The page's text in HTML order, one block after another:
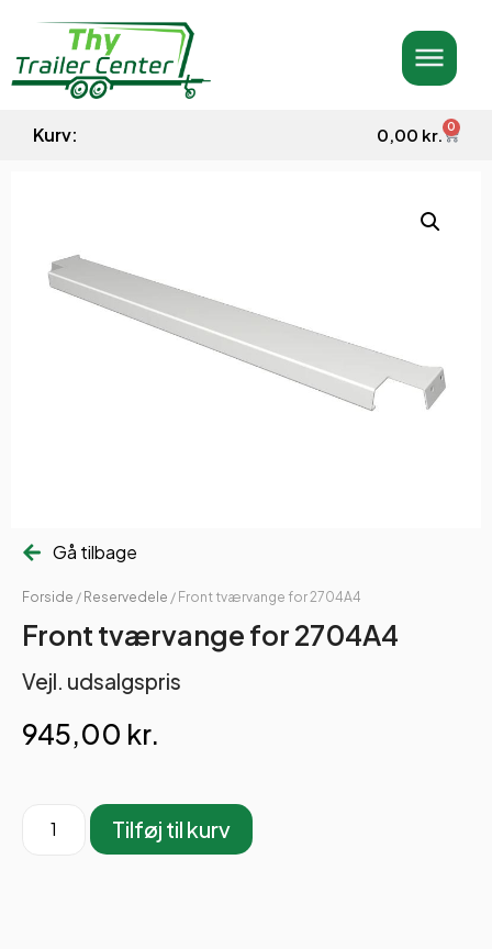
Kurv: 0,00 kr. 0
Gå tilbage
Forside / Reservedele / Front tværvange for 2704A4
Front tværvange for 2704A4
Vejl. udsalgspris
945,00 kr.
Tilføj til kurv